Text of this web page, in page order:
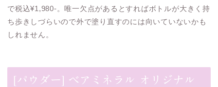
で税込¥1,980-。唯一欠点があるとすればボトルが大きく持
ち歩きしづらいので外で塗り直すのには向いていないかも
しれません。
[パウダー] ベアミネラル オリジナル